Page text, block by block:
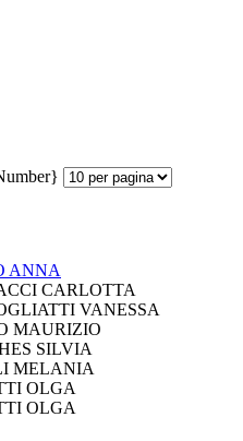
ANNA
CARLOTTA
VANESSA
MAURIZIO
SILVIA
MELANIA
OLGA
OLGA